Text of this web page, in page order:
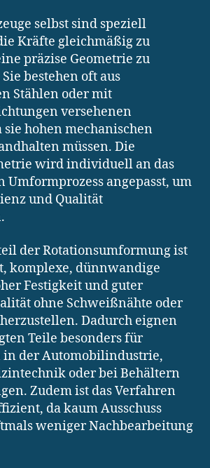
selbst sind speziell
Kräfte gleichmäßig zu
präzise Geometrie zu
bestehen oft aus
Stählen oder mit
versehenen
hohen mechanischen
müssen. Die
wird individuell an das
Umformprozess angepasst, um
und Qualität
der Rotationsumformung ist
komplexe, dünnwandige
Festigkeit und guter
ohne Schweißnähte oder
Dadurch eignen
Teile besonders für
der Automobilindustrie,
oder bei Behältern
Zudem ist das Verfahren
da kaum Ausschuss
weniger Nachbearbeitung